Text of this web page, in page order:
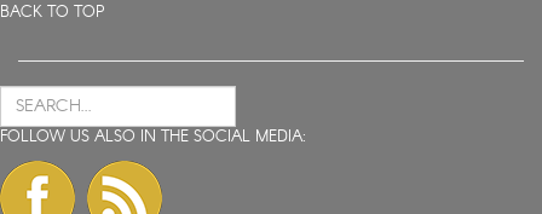
BACK TO TOP
FOLLOW US ALSO IN THE SOCIAL MEDIA: